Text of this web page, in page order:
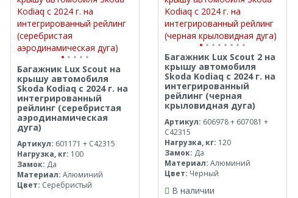
Багажник Lux Scout на
крышу автомобиля
Skoda Kodiaq с 2024 г. на
интегрированный
рейлинг (серебристая
аэродинамическая
дуга)
Артикул: 601171 + C42315
Нагрузка, кг: 100
Замок: Да
Материал: Алюминий
Цвет: Серебристый
Багажник Lux Scout 2 на
крышу автомобиля
Skoda Kodiaq с 2024 г. на
интегрированный
рейлинг (черная
крыловидная дуга)
Артикул: 606978 + 607081 +
C42315
Нагрузка, кг: 120
Замок: Да
Материал: Алюминий
Цвет: Черный
В наличии